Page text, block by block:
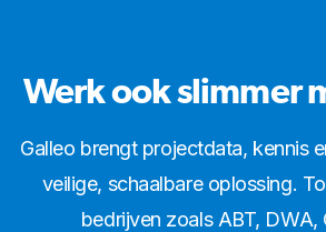
Werk ook slimmer
Galleo brengt projectdata, kennis
veilige, schaalbare oplossing.
bedrijven zoals ABT, DWA,